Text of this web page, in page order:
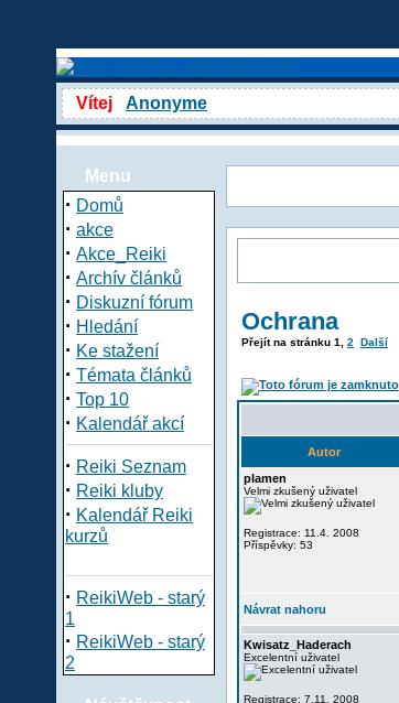
Vítej Anonyme
Menu
· Domů
· akce
· Akce_Reiki
· Archív článků
· Diskuzní fórum
· Hledání
· Ke stažení
· Témata článků
· Top 10
· Kalendář akcí
· Reiki Seznam
· Reiki kluby
· Kalendář Reiki
kurzů
· ReikiWeb - starý
1
· ReikiWeb - starý
2
Ochrana
Přejít na stránku 1 2 Další
Autor
plamen
Velmi zkušený uživatel
Registrace: 11.4. 2008
Příspěvky: 53
Návrat nahoru
Kwisatz_Haderach
Excelentní uživatel
Registrace: 7.11. 2008